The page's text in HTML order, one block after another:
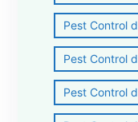
Pest Control
Pest Control
Pest Control